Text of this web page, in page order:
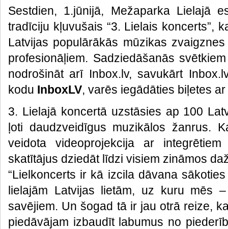
Sestdien, 1.jūnijā, Mežaparka Lielajā
tradīciju kļuvušais “3. Lielais koncerts”,
Latvijas populārākās mūzikas
profesionāļiem. Sadziedāšanās
nodrošināt arī Inbox.lv, savukārt
kodu InboxLV, varēs iegādāties biļetes
3. Lielajā koncertā uzstāsies ap 100
ļoti daudzveidīgus muzikālos žanrus.
veidota videoprojekcija ar
skatītājus dziedāt līdzi visiem zināmos
“Lielkoncerts ir kā izcila dāvana
lielajām Latvijas lietām, uz kuru mēs
savējiem. Un šogad tā ir jau otrā reize,
piedāvājam izbaudīt labumus no